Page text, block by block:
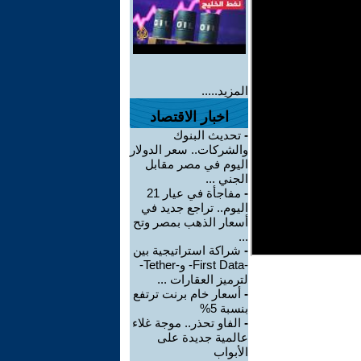
المزيد.....
اخبار الاقتصاد
- تحديث البنوك
والشركات.. سعر الدولار
اليوم في مصر مقابل
الجني ...
-
مفاجأة في عيار 21
اليوم.. تراجع جديد في
أسعار الذهب بمصر وتح
...
- شراكة استراتيجية بين
-First Data- و-Tether-
لترميز العقارات ...
- أسعار خام برنت ترتفع
بنسبة 5%
- الفاو تحذر.. موجة غلاء
عالمية جديدة على
الأبواب